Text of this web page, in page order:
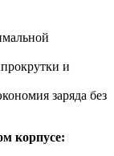
и
заряда без
корпусе: